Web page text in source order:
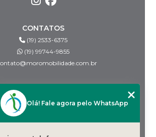
CONTATOS
(19) 2533-6375
(19) 99744-9855
HOME
PRODUTOS
Olá! Fale agora pelo WhatsApp